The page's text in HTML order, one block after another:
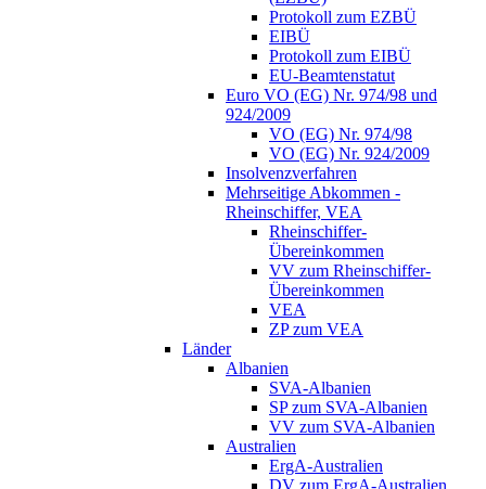
Protokoll zum EZBÜ
EIBÜ
Protokoll zum EIBÜ
EU-Beamtenstatut
Euro VO (EG) Nr. 974/98 und
924/2009
VO (EG) Nr. 974/98
VO (EG) Nr. 924/2009
Insolvenzverfahren
Mehrseitige Abkommen -
Rheinschiffer, VEA
Rheinschiffer-
Übereinkommen
VV zum Rheinschiffer-
Übereinkommen
VEA
ZP zum VEA
Länder
Albanien
SVA-Albanien
SP zum SVA-Albanien
VV zum SVA-Albanien
Australien
ErgA-Australien
DV zum ErgA-Australien